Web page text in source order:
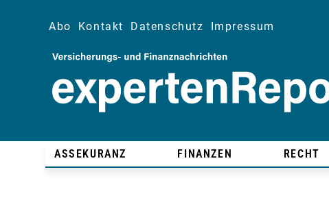
Abo Kontakt Datenschutz Impressum
ASSEKURANZ FINANZEN RECHT